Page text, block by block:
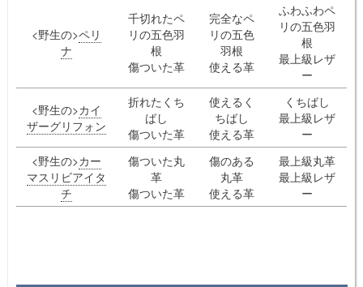
<野生の>ペリ
ナ
千切れたペ
リの五色羽
根
傷ついた革
完全なペ
リの五色
羽根
使える革
ふわふわペ
リの五色羽
根
最上級レザ
ー
<野生の>カイ
ザーグリフォン
折れたくち
ばし
傷ついた革
使えるく
ちばし
使える革
くちばし
最上級レザ
ー
<野生の>カー
マスリビアイタ
チ
傷ついた丸
革
傷ついた革
傷のある
丸革
使える革
最上級丸革
最上級レザ
ー